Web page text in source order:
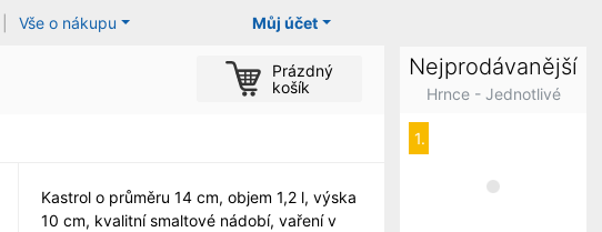
Můj účet
Vše o nákupu
Prázdný
košík
Kastrol o průměru 14 cm, objem 1,2 l, výska
10 cm, kvalitní smaltové nádobí, vaření v
Nejprodávanější
Hrnce - Jednotlivé
1.